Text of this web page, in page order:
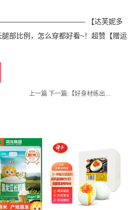
元 ————————————– 【达芙妮多
部比例，怎么穿都好看~！超赞【赠运
上一篇 下一篇: 【好身材练出来】瑜伽驼背塑型形体棍